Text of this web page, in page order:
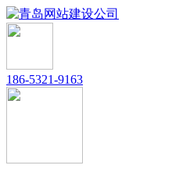
186-5321-9163